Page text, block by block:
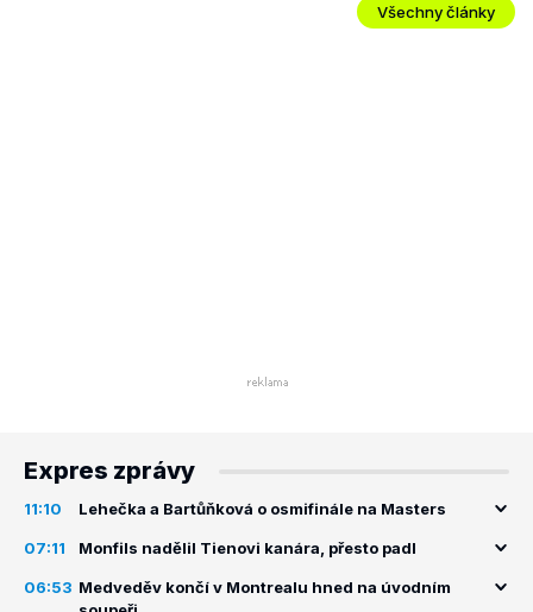
Všechny články
Expres zprávy
11:10 Lehečka a Bartůňková o osmifinále na Masters
07:11 Monfils nadělil Tienovi kanára, přesto padl
06:53 Medveděv končí v Montrealu hned na úvodním